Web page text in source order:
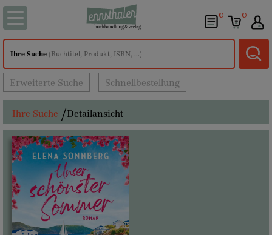
0 0
Ihre Suche (Buchtitel, Produkt, ISBN, ...)
Erweiterte Suche Schnellbestellung
Ihre Suche Detailansicht